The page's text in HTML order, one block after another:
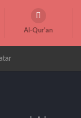
Al-Qur'an